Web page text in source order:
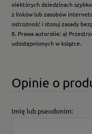
niektórych dziedzinach
z linków lub zasobów
ostrożność i stosuj zasady
8. Prawa autorskie: a)
udostępnionych w książce.
Opinie o
Imię lub pseudonim: